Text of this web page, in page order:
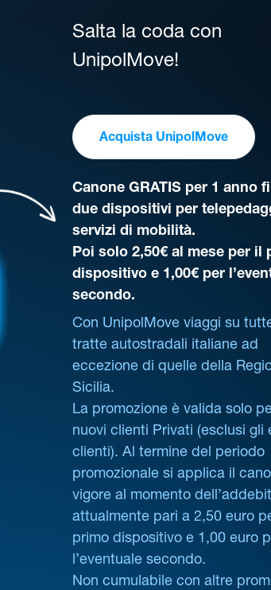
Salta la coda con
UnipolMove!
Acquista UnipolMove
Canone GRATIS per 1 anno
due dispositivi per
servizi di mobilità.
Poi solo 2,50€ al mese per il
dispositivo e 1,00€ per
secondo.
Con UnipolMove viaggi su
tratte autostradali italiane ad
eccezione di quelle della
Sicilia.
La promozione è valida solo
nuovi clienti Privati (esclusi gli
clienti). Al termine del periodo
promozionale si applica il
vigore al momento
attualmente pari a 2,50 euro
primo dispositivo e 1,00 euro
l’eventuale secondo.
Non cumulabile con altre